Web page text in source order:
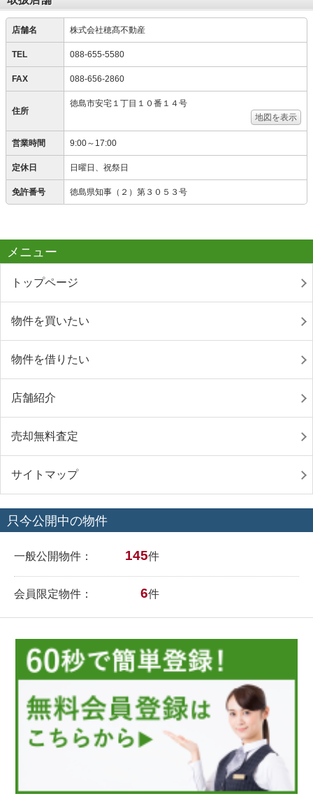
店舗名 株式会社穂髙不動産
TEL 088-655-5580
FAX 088-656-2860
住所
徳島市安宅１丁目１０番１４号
地図を表示
営業時間 9:00～17:00
定休日 日曜日、祝祭日
免許番号 徳島県知事（２）第３０５３号
メニュー
トップページ
物件を買いたい
物件を借りたい
店舗紹介
売却無料査定
サイトマップ
只今公開中の物件
一般公開物件： 145件
会員限定物件： 6件